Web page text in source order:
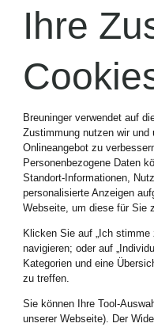
Ihre
Breuninger verwendet auf
Zustimmung nutzen wir und
Onlineangebot zu
Personenbezogene Daten
Standort-Informationen,
personalisierte Anzeigen
Webseite, um diese für Sie
Klicken Sie auf „Ich
navigieren; oder auf
Kategorien und eine
zu treffen.
Sie können Ihre Tool-
unserer Webseite). Der